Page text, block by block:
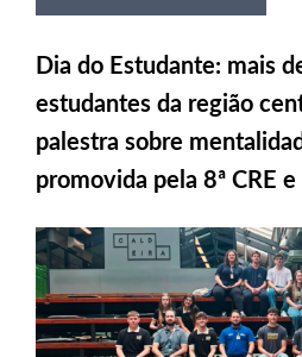
Dia do Estudante: mais
estudantes da região
palestra sobre
promovida pela 8ª CRE e